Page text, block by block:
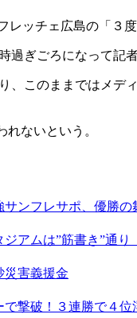
ッチェ広島の「３
ぎごろになって記
、このままではメ
ないという。
サンフレサポ、優勝
アムは”筋書き”通
災害義援金
撃破！３連勝で４位